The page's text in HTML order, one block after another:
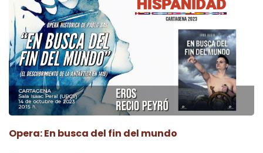
Opera: En busca del fin del mundo